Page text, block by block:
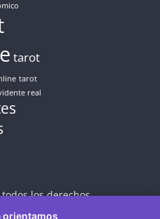
tarot
tarot
real
los derechos.
orientamos